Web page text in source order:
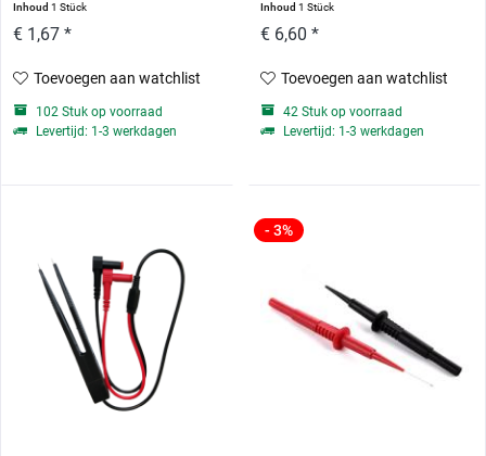
Inhoud1 Stück
€ 1,67 *
Toevoegen aan watchlist
102 Stuk op voorraad
Levertijd: 1-3 werkdagen
Inhoud 1 Stück
€ 6,60 *
Toevoegen aan watchlist
42 Stuk op voorraad
Levertijd: 1-3 werkdagen
- 3%